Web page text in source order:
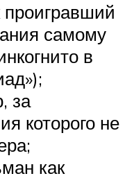
самому
в
за
которого не
как